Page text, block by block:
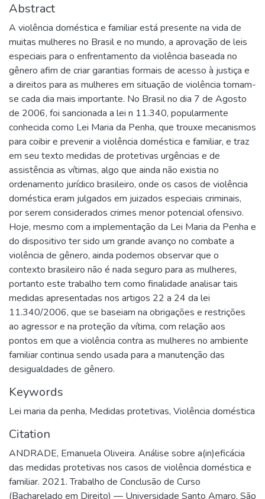
Abstract
A violência doméstica e familiar está presente na vida de
muitas mulheres no Brasil e no mundo, a aprovação de leis
especiais para o enfrentamento da violência baseada no
gênero afim de criar garantias formais de acesso à justiça e
a direitos para as mulheres em situação de violência tornam-
se cada dia mais importante. No Brasil no dia 7 de Agosto
de 2006, foi sancionada a lei n 11.340, popularmente
conhecida como Lei Maria da Penha, que trouxe mecanismos
para coibir e prevenir a violência doméstica e familiar, e traz
em seu texto medidas de protetivas urgências e de
assistência as vítimas, algo que ainda não existia no
ordenamento jurídico brasileiro, onde os casos de violência
doméstica eram julgados em juizados especiais criminais,
por serem considerados crimes menor potencial ofensivo.
Hoje, mesmo com a implementação da Lei Maria da Penha e
do dispositivo ter sido um grande avanço no combate a
violência de gênero, ainda podemos observar que o
contexto brasileiro não é nada seguro para as mulheres,
portanto este trabalho tem como finalidade analisar tais
medidas apresentadas nos artigos 22 a 24 da lei
11.340/2006, que se baseiam na obrigações e restrições
ao agressor e na proteção da vítima, com relação aos
pontos em que a violência contra as mulheres no ambiente
familiar continua sendo usada para a manutenção das
desigualdades de gênero.
Keywords
Lei maria da penha, Medidas protetivas, Violência doméstica
Citation
ANDRADE, Emanuela Oliveira. Análise sobre a(in)eficácia
das medidas protetivas nos casos de violência doméstica e
familiar. 2021. Trabalho de Conclusão de Curso
(Bacharelado em Direito) — Universidade Santo Amaro, São